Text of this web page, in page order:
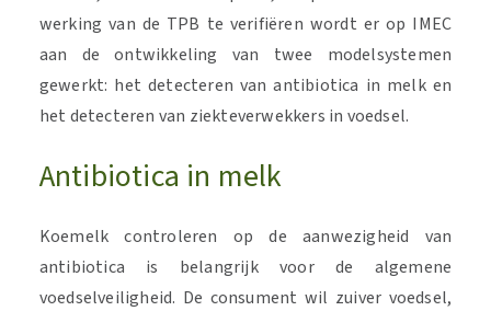
werking van de TPB te verifiëren wordt er op IMEC
aan de ontwikkeling van twee modelsystemen
gewerkt: het detecteren van antibiotica in melk en
het detecteren van ziekteverwekkers in voedsel.
Antibiotica in melk
Koemelk controleren op de aanwezigheid van
antibiotica is belangrijk voor de algemene
voedselveiligheid. De consument wil zuiver voedsel,